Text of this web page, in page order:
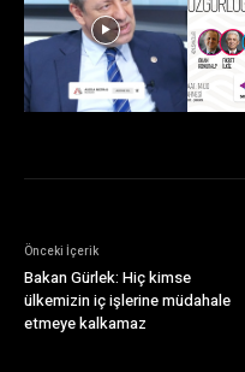
Önceki İçerik
Bakan Gürlek: Hiç kimse
ülkemizin iç işlerine müdahale
etmeye kalkamaz